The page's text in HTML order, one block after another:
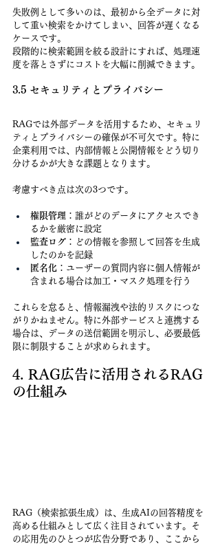
失敗例として多いのは、最初から全データに対
して重い検索をかけてしまい、回答が遅くなる
ケースです。
段階的に検索範囲を絞る設計にすれば、処理速
度を落とさずにコストを大幅に削減できます。
3.5 セキュリティとプライバシー
RAGでは外部データを活用するため、セキュリ
ティとプライバシーの確保が不可欠です。特に
企業利用では、内部情報と公開情報をどう切り
分けるかが大きな課題となります。
考慮すべき点は次の3つです。
権限管理 ：誰がどのデータにアクセスでき
るかを厳密に設定
監査ログ ：どの情報を参照して回答を生成
したのかを記録
匿名化 ：ユーザーの質問内容に個人情報が
含まれる場合は加工・マスク処理を行う
これらを怠ると、情報漏洩や法的リスクにつな
がりかねません。特に外部サービスと連携する
場合は、データの送信範囲を明示し、必要最低
限に制限することが求められます。
4. RAG広告に活用されるRAG
の仕組み
RAG（検索拡張生成）は、生成AIの回答精度を
高める仕組みとして広く注目されています。そ
の応用先のひとつが広告分野であり、ここから